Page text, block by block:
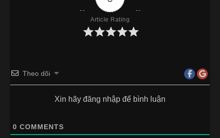
Article Rating
Theo dõi
Xin hãy đăng nhập để bình luận
0 COMMENTS